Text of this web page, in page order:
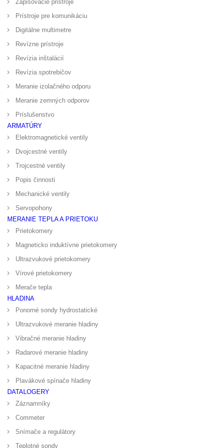
Zapisovacie pristroje
Prístroje pre komunikáciu
Digitálne multimetre
Revízne prístroje
Revízia inštalácií
Revízia spotrebičov
Meranie izolačného odporu
Meranie zemných odporov
Príslušenstvo
ARMATÚRY
Elektromagnetické ventily
Dvojcestné ventily
Trojcestné ventily
Popis činnosti
Mechanické ventily
Servopohony
MERANIE TEPLA A PRIETOKU
Prietokomery
Magneticko induktívne prietokomery
Ultrazvukové prietokomery
Vírové prietokomery
Merače tepla
HLADINA
Ponorné sondy hydrostatické
Ultrazvukové meranie hladiny
Vibračné meranie hladiny
Radarové meranie hladiny
Kapacitné meranie hladiny
Plavákové spínače hladiny
DATALOGERY
Záznamníky
Commeter
Snímače a regulátory
Teplotné sondy